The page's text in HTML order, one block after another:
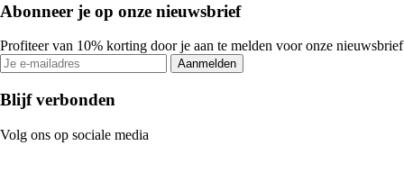
Abonneer je op onze nieuwsbrief
Profiteer van 10% korting door je aan te melden voor onze nieuwsbrief
Aanmelden
Blijf verbonden
Volg ons op sociale media